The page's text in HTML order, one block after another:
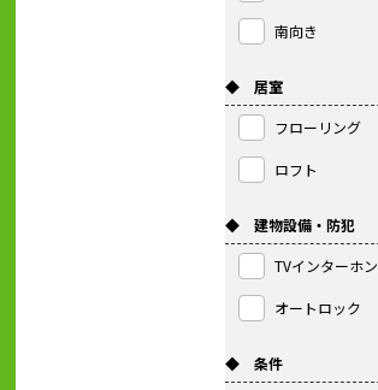
南向き
◆ 居室
フローリング
ロフト
◆ 建物設備・防犯
TVインターホン
オートロック
◆ 条件